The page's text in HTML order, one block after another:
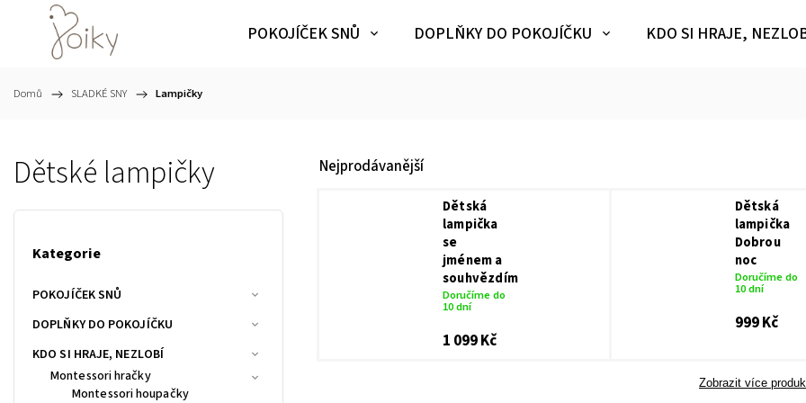
POKOJÍČEK SNŮ DOPLŇKY DO POKOJÍČKU KDO SI HRAJE,
Domů / SLADKÉ SNY / Lampičky
Dětské lampičky
Kategorie
POKOJÍČEK SNŮ
DOPLŇKY DO POKOJÍČKU
KDO SI HRAJE, NEZLOBÍ
Montessori hračky
Montessori houpačky
Nejprodávanější
Dětská
lampička
se
jménem a
souhvězdím
Doručíme do
10 dní
1 099 Kč
Dětská
lampička
Dobrou
noc
Doručíme do
10 dní
999 Kč
Zobrazit více